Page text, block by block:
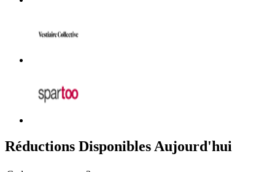
Réductions Disponibles Aujourd'hui